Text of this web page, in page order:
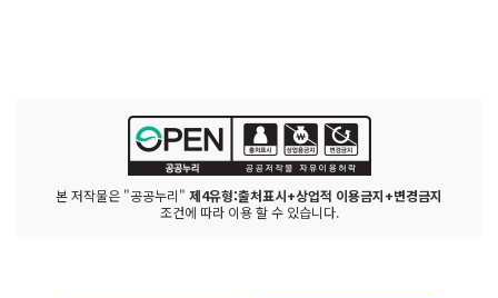
본 저작물은 "공공누리" 제4유형:출처표시+상업적 이용금지+변경금지
조건에 따라 이용 할 수 있습니다.